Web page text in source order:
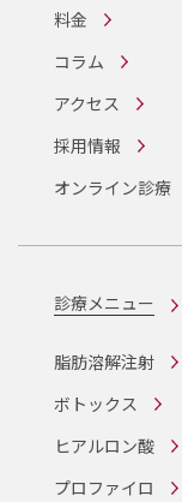
料金
コラム
アクセス
採用情報
オンライン診療
診療メニュー
脂肪溶解注射
ボトックス
ヒアルロン酸
プロファイロ